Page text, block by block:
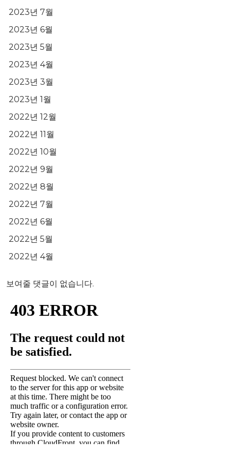
2023년 7월
2023년 6월
2023년 5월
2023년 4월
2023년 3월
2023년 1월
2022년 12월
2022년 11월
2022년 10월
2022년 9월
2022년 8월
2022년 7월
2022년 6월
2022년 5월
2022년 4월
보여줄 댓글이 없습니다.